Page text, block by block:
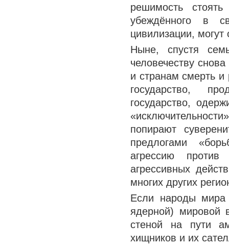
решимость
убеждённого в
цивилизации, могут
Ныне, спустя
человечеству
и странам смерть
государство,
государство,
попирают
предлогами
агрессию
агрессивных
многих других
Если народы мира
ядерной) мировой
стеной на пути
хищников и их